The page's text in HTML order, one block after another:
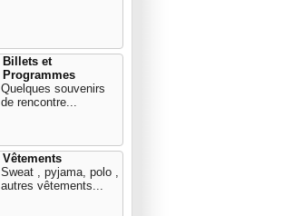
Billets et
Programmes
Quelques souvenirs
de rencontre...
Vêtements
Sweat , pyjama, polo ,
autres vêtements...